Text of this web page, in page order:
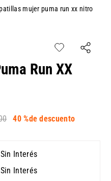
mujer puma run xx nitro
Run XX
40 %de descuento
Interés
Interés